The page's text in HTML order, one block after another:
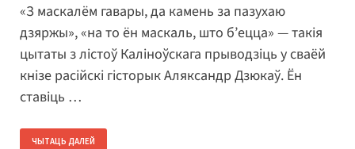
«З маскалём гавары, да камень за пазухаю
дзяржы», «на то ён маскаль, што б’ецца» — такія
цытаты з лістоў Каліноўскага прыводзіць у сваёй
кнізе расійскі гісторык Аляксандр Дзюкаў. Ён
ставіць …
ЧЫТАЦЬ ДАЛЕЙ